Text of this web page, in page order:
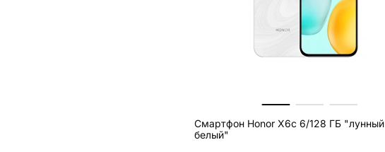
Смартфон Honor X6c 6/128 ГБ "лунный
белый"